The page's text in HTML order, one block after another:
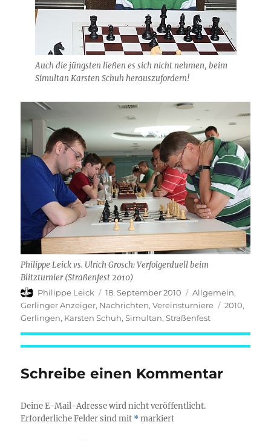
Auch die jüngsten ließen es sich nicht nehmen, beim
Simultan Karsten Schuh herauszufordern!
Philippe Leick vs. Ulrich Grosch: Verfolgerduell beim
Blitzturnier (Straßenfest 2010)
Autor
Philippe Leick
Veröffentlicht
am
18. September 2010 Kategorien
Allgemein,
Gerlinger Anzeiger, Nachrichten,Vereinsturniere 2010,
Gerlingen, Karsten Schuh,Simultan,Straßenfest
Schreibe einen Kommentar
Deine E-Mail-Adresse wird nicht veröffentlicht.
Erforderliche Felder sind mit *markiert